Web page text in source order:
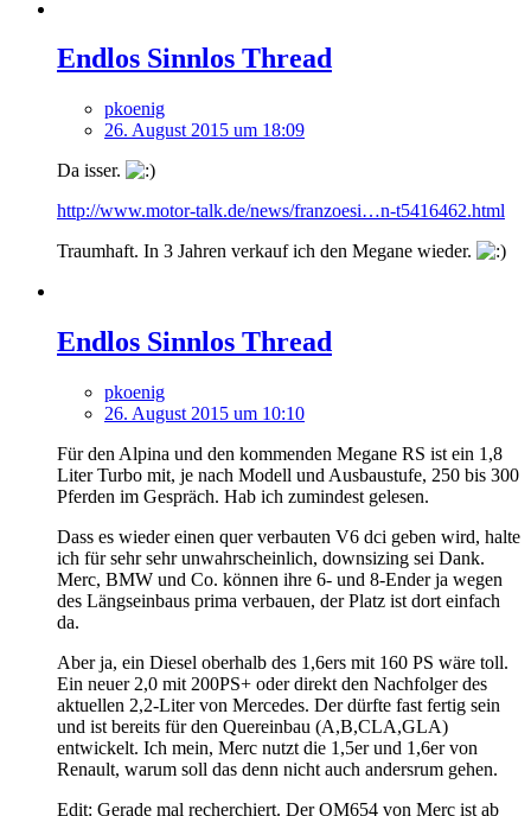
Endlos Sinnlos Thread
pkoenig
26. August 2015 um 18:09
Da isser.
http://www.motor-talk.de/news/franzoesi…n-t5416462.html
Traumhaft. In 3 Jahren verkauf ich den Megane wieder.
Endlos Sinnlos Thread
pkoenig
26. August 2015 um 10:10
Für den Alpina und den kommenden Megane RS ist ein 1,8
Liter Turbo mit, je nach Modell und Ausbaustufe, 250 bis 300
Pferden im Gespräch. Hab ich zumindest gelesen.
Dass es wieder einen quer verbauten V6 dci geben wird, halte
ich für sehr sehr unwahrscheinlich, downsizing sei Dank.
Merc, BMW und Co. können ihre 6- und 8-Ender ja wegen
des Längseinbaus prima verbauen, der Platz ist dort einfach
da.
Aber ja, ein Diesel oberhalb des 1,6ers mit 160 PS wäre toll.
Ein neuer 2,0 mit 200PS+ oder direkt den Nachfolger des
aktuellen 2,2-Liter von Mercedes. Der dürfte fast fertig sein
und ist bereits für den Quereinbau (A,B,CLA,GLA)
entwickelt. Ich mein, Merc nutzt die 1,5er und 1,6er von
Renault, warum soll das denn nicht auch andersrum gehen.
Edit: Gerade mal recherchiert. Der OM654 von Merc ist ab